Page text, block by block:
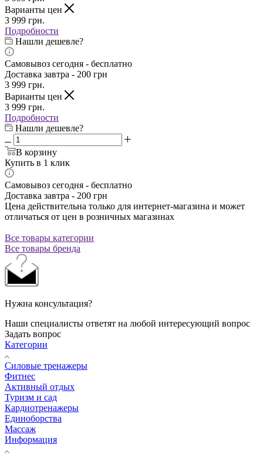
Варианты цен
3 999 грн.
Подробности
Нашли дешевле?
Самовывоз сегодня - бесплатно
Доставка завтра - 200 грн
3 999 грн.
Варианты цен
3 999 грн.
Подробности
Нашли дешевле?
В корзину
Купить в 1 клик
Самовывоз сегодня - бесплатно
Доставка завтра - 200 грн
Цена действительна только для интернет-магазина и может
отличаться от цен в розничных магазинах
Все товары категории
Все товары бренда
Нужна консультация?
Наши специалисты ответят на любой интересующий вопрос
Задать вопрос
Категории
Силовые тренажеры
Фитнес
Активный отдых
Туризм и сад
Кардиотренажеры
Единоборства
Массаж
Информация